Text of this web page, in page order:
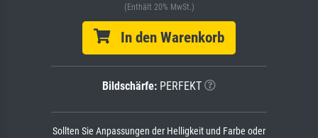
(Enthält 20% MwSt.)
In den Warenkorb
Bildschärfe: PERFEKT
Sollten Sie Anpassungen der Helligkeit und Farbe oder